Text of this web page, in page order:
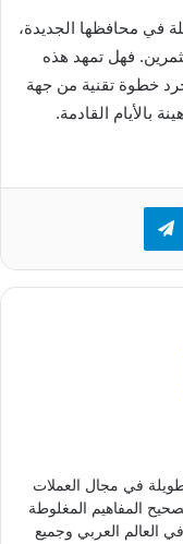
في محافظها الجديدة،
فهل تمهد هذه
خطوة تقنية من جهة
بالأيام القادمة.
تيلقرام
في مجال العملات
المفاهيم المغلوطة
العالم العربي وجميع